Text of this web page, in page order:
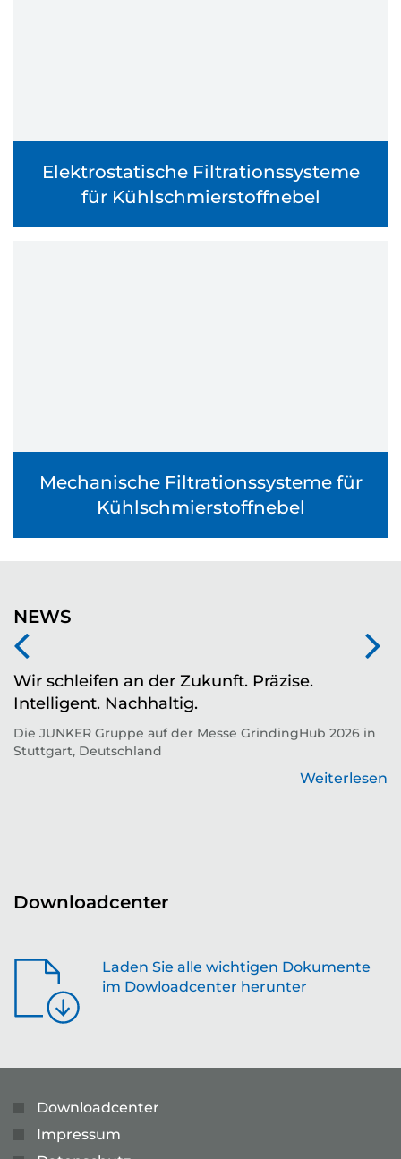
Elektrostatische Filtrationssysteme
für Kühlschmierstoffnebel
Mechanische Filtrationssysteme für
Kühlschmierstoffnebel
NEWS
Wir schleifen an der Zukunft. Präzise.
Intelligent. Nachhaltig.
Die JUNKER Gruppe auf der Messe GrindingHub 2026 in
Stuttgart, Deutschland
Weiterlesen
Downloadcenter
Laden Sie alle wichtigen Dokumente
im Dowloadcenter herunter
Downloadcenter
Impressum